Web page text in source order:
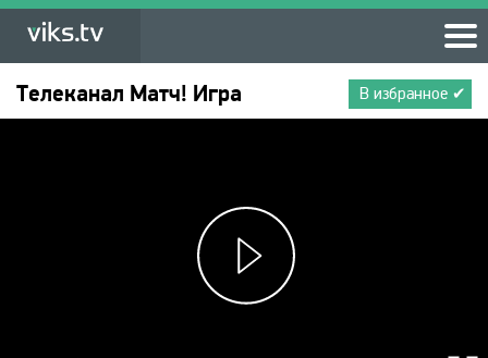
В избранное ✔
Телеканал Матч! Игра